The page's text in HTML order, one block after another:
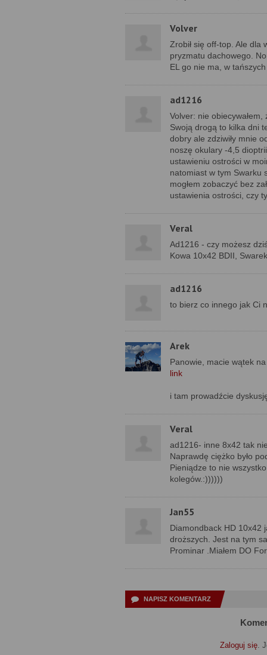
Volver
Zrobił się off-top. Ale dla
pryzmatu dachowego.
EL go nie ma, w
ad1216
Volver: nie
Swoją drogą to kilka dni
dobry ale zdziwiły mnie
noszę okulary -4,5
ustawieniu ostrości w
natomiast w tym Swarku
mogłem zobaczyć bez
ustawienia ostrości, czy
Veral
Ad1216 - czy możesz
Kowa 10x42 BDII,
ad1216
to bierz co innego jak Ci
Arek
Panowie, macie wątek
link
i tam prowadźcie
Veral
ad1216- inne 8x42 tak
Naprawdę ciężko było
Pieniądze to nie
kolegów.:))))))
Jan55
Diamondback HD 10x42
droższych. Jest na tym
Prominar .Miałem DO
NAPISZ KOMENTARZ
Zaloguj się.